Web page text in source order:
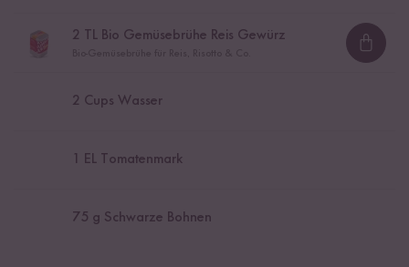
2 TL Bio Gemüsebrühe Reis Gewürz
2 Cups Wasser
1 EL Tomatenmark
75 g Schwarze Bohnen